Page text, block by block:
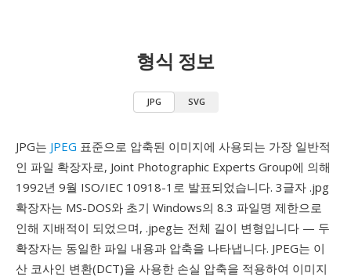
형식 정보
JPG SVG
JPG는 JPEG 표준으로 압축된 이미지에 사용되는 가장 일반적
인 파일 확장자로, Joint Photographic Experts Group에 의해
1992년 9월 ISO/IEC 10918-1로 발표되었습니다. 3글자 .jpg
확장자는 MS-DOS와 초기 Windows의 8.3 파일명 제한으로
인해 지배적이 되었으며, .jpeg는 전체 길이 변형입니다 — 두
확장자는 동일한 파일 내용과 압축을 나타냅니다. JPEG는 이
산 코사인 변환(DCT)을 사용한 손실 압축을 적용하여 이미지